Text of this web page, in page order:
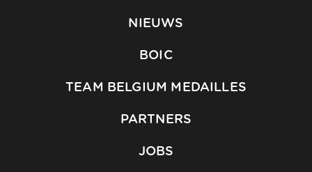
NIEUWS
BOIC
TEAM BELGIUM MEDAILLES
PARTNERS
JOBS